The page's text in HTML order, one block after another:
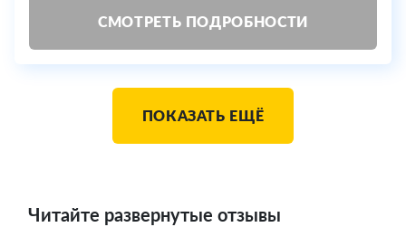
СМОТРЕТЬ ПОДРОБНОСТИ
ПОКАЗАТЬ ЕЩЁ
Читайте развернутые отзывы